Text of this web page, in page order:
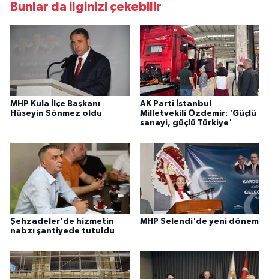
Bunlar da ilginizi çekebilir
MHP Kula İlçe Başkanı
Hüseyin Sönmez oldu
AK Parti İstanbul
Milletvekili Özdemir: 'Güçlü
sanayi, güçlü Türkiye'
Şehzadeler'de hizmetin
nabzı şantiyede tutuldu
MHP Selendi'de yeni dönem